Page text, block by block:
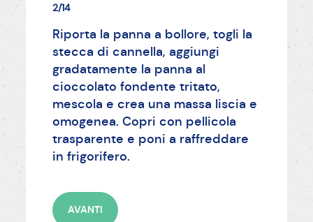
2/14
Riporta la panna a bollore, togli la
stecca di cannella, aggiungi
gradatamente la panna al
cioccolato fondente tritato,
mescola e crea una massa liscia e
omogenea. Copri con pellicola
trasparente e poni a raffreddare
in frigorifero.
AVANTI